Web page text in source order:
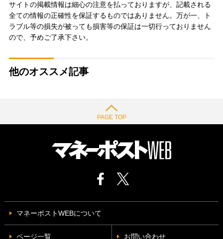
サイトの掲載情報は細心の注意を払っておりますが、記載される
全ての情報の正確性を保証するものではありません。万が一、ト
ラブル等の損失が被っても損害等の保証は一切行っておりません
ので、予めご了承下さい。
他のオススメ記事
PAGE TOP
マネーポストWEBについて
ページ一覧 お問い合わせ